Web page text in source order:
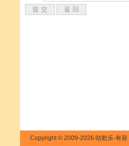
Copyright © 2009-2026 咕歌乐-有容 |